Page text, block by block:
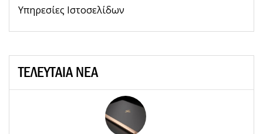
Υπηρεσίες Ιστοσελίδων
ΤΕΛΕΥΤΑΙΑ ΝΕΑ